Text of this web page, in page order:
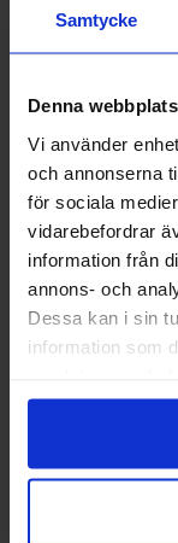
Samtycke
Denna
Vi använder
och annonserna
för sociala
vidarebefordrar
information från
annons- och
Dessa kan i sin
information som
Monster Energy
500ml x
885.60 kr
Kjøp
-5%